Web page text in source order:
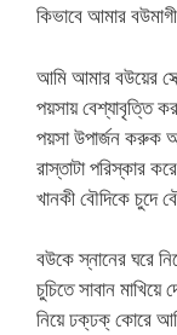
কিভাবে আমার
আমি আমার বউয়ের
পয়সায় বেশ্যাবৃত্তি
পয়সা উপার্জন করুক
রাস্তাটা পরিস্কার
খানকী বৌদিকে চুদে
বউকে স্নানের ঘরে
চুচিতে সাবান
নিয়ে ঢক্‌ঢক্‌ কোরে